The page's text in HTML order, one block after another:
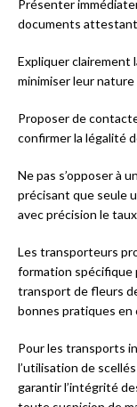
Présenter
documents
Expliquer clairement
minimiser leur nature
Proposer de
confirmer la légalité
Ne pas s’opposer à
précisant que seule
avec précision le
Les transporteurs
formation spécifique
transport de fleurs
bonnes pratiques en
Pour les transports
l’utilisation de
garantir l’intégrité